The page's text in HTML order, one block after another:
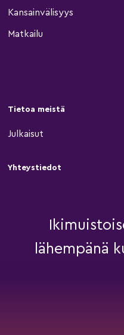
Kansainvälisyys
Matkailu
Tietoa meistä
Julkaisut
Yhteystiedot
lähempänä